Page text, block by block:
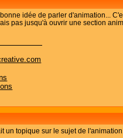
idée de parler d'animation...
pas jusqu'à ouvrir une section
un topique sur le sujet de